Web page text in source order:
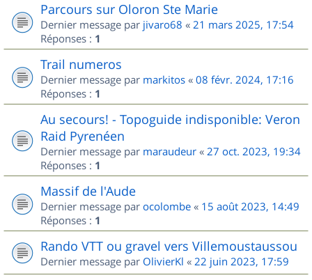
Parcours sur Oloron Ste Marie
Dernier message par jivaro68 « 21 mars 2025, 17:54
Réponses : 1
Trail numeros
Dernier message par markitos « 08 févr. 2024, 17:16
Réponses : 1
Au secours! - Topoguide indisponible: Veron
Raid Pyrenéen
Dernier message par maraudeur « 27 oct. 2023, 19:34
Réponses : 1
Massif de l'Aude
Dernier message par ocolombe « 15 août 2023, 14:49
Réponses : 1
Rando VTT ou gravel vers Villemoustaussou
Dernier message par OlivierKl « 22 juin 2023, 17:59